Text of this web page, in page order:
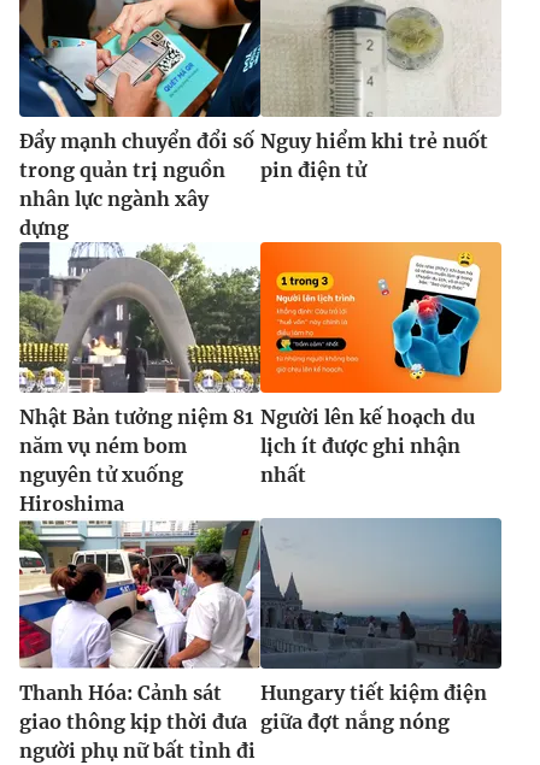
Đẩy mạnh chuyển đổi số
trong quản trị nguồn
nhân lực ngành xây
dựng
Nguy hiểm khi trẻ nuốt
pin điện tử
Nhật Bản tưởng niệm 81
năm vụ ném bom
nguyên tử xuống
Hiroshima
Người lên kế hoạch du
lịch ít được ghi nhận
nhất
Thanh Hóa: Cảnh sát
giao thông kịp thời đưa
người phụ nữ bất tỉnh đi
Hungary tiết kiệm điện
giữa đợt nắng nóng